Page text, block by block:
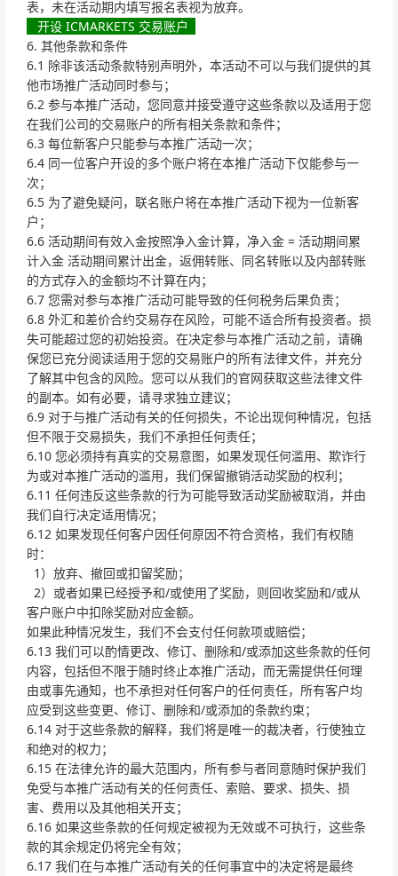
表，未在活动期内填写报名表视为放弃。
开设 ICMARKETS 交易账户
6. 其他条款和条件
6.1 除非该活动条款特别声明外，本活动不可以与我们提供的其
他市场推广活动同时参与；
6.2 参与本推广活动，您同意并接受遵守这些条款以及适用于您
在我们公司的交易账户的所有相关条款和条件；
6.3 每位新客户只能参与本推广活动一次；
6.4 同一位客户开设的多个账户将在本推广活动下仅能参与一
次；
6.5 为了避免疑问，联名账户将在本推广活动下视为一位新客
户；
6.6 活动期间有效入金按照净入金计算，净入金 = 活动期间累
计入金 活动期间累计出金，返佣转账、同名转账以及内部转账
的方式存入的金额均不计算在内；
6.7 您需对参与本推广活动可能导致的任何税务后果负责；
6.8 外汇和差价合约交易存在风险，可能不适合所有投资者。损
失可能超过您的初始投资。在决定参与本推广活动之前，请确
保您已充分阅读适用于您的交易账户的所有法律文件，并充分
了解其中包含的风险。您可以从我们的官网获取这些法律文件
的副本。如有必要，请寻求独立建议；
6.9 对于与推广活动有关的任何损失，不论出现何种情况，包括
但不限于交易损失，我们不承担任何责任；
6.10 您必须持有真实的交易意图，如果发现任何滥用、欺诈行
为或对本推广活动的滥用，我们保留撤销活动奖励的权利；
6.11 任何违反这些条款的行为可能导致活动奖励被取消，并由
我们自行决定适用情况；
6.12 如果发现任何客户因任何原因不符合资格，我们有权随
时：
1）放弃、撤回或扣留奖励；
2）或者如果已经授予和/或使用了奖励，则回收奖励和/或从
客户账户中扣除奖励对应金额。
如果此种情况发生，我们不会支付任何款项或赔偿；
6.13 我们可以酌情更改、修订、删除和/或添加这些条款的任何
内容，包括但不限于随时终止本推广活动，而无需提供任何理
由或事先通知，也不承担对任何客户的任何责任，所有客户均
应受到这些变更、修订、删除和/或添加的条款约束；
6.14 对于这些条款的解释，我们将是唯一的裁决者，行使独立
和绝对的权力；
6.15 在法律允许的最大范围内，所有参与者同意随时保护我们
免受与本推广活动有关的任何责任、索赔、要求、损失、损
害、费用以及其他相关开支；
6.16 如果这些条款的任何规定被视为无效或不可执行，这些条
款的其余规定仍将完全有效；
6.17 我们在与本推广活动有关的任何事宜中的决定将是最终